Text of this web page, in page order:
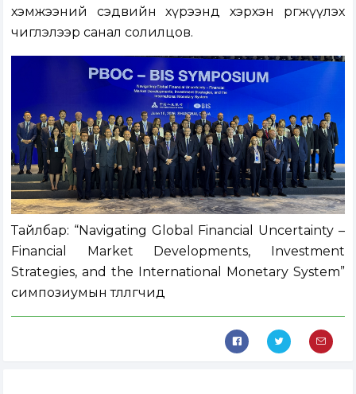
хэмжээний сэдвийн хүрээнд хэрхэн өргөжүүлэх
чиглэлээр санал солилцов.
Тайлбар: “Navigating Global Financial Uncertainty –
Financial Market Developments, Investment
Strategies, and the International Monetary System”
симпозиумын төлөөлөгчид